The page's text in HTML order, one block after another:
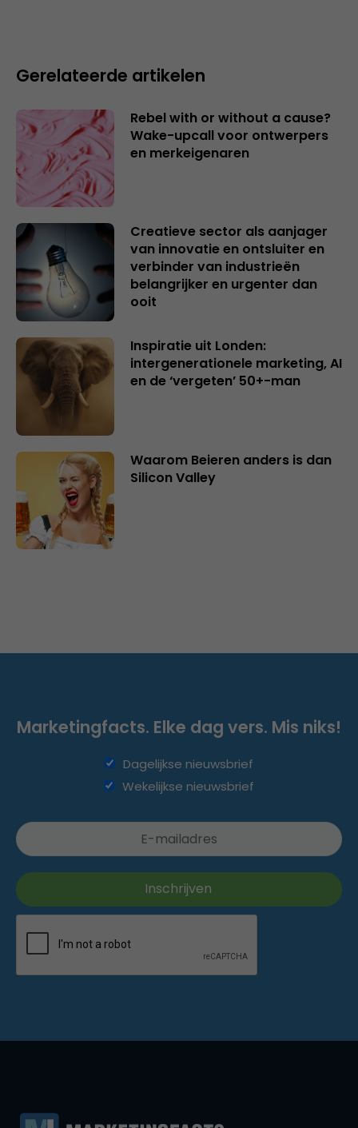
Gerelateerde artikelen
Rebel with or without a cause?
Wake-upcall voor ontwerpers
en merkeigenaren
Creatieve sector als aanjager
van innovatie en ontsluiter en
verbinder van industrieën
belangrijker en urgenter dan
ooit
Inspiratie uit Londen:
intergenerationele marketing, AI
en de ‘vergeten’ 50+-man
Waarom Beieren anders is dan
Silicon Valley
Marketingfacts. Elke dag vers. Mis niks!
Dagelijkse nieuwsbrief
Wekelijkse nieuwsbrief